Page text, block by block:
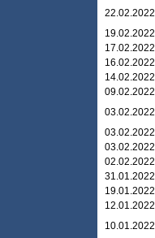
22.02.2022
19.02.2022
17.02.2022
16.02.2022
14.02.2022
09.02.2022
03.02.2022
03.02.2022
03.02.2022
02.02.2022
31.01.2022
19.01.2022
12.01.2022
10.01.2022